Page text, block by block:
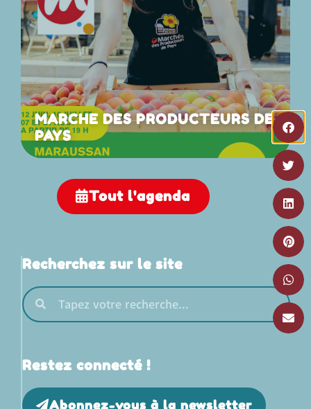
MARCHE DES PRODUCTEURS DE
PAYS
Tout l'agenda
Recherchez sur le site
Restez connecté !
Abonnez-vous à la newsletter